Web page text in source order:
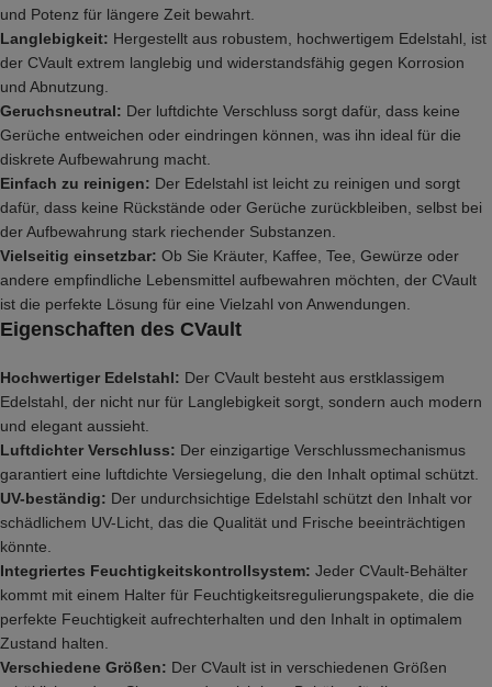
und Potenz für längere Zeit bewahrt.
Langlebigkeit: Hergestellt aus robustem, hochwertigem Edelstahl, ist
der CVault extrem langlebig und widerstandsfähig gegen Korrosion
und Abnutzung.
Geruchsneutral: Der luftdichte Verschluss sorgt dafür, dass keine
Gerüche entweichen oder eindringen können, was ihn ideal für die
diskrete Aufbewahrung macht.
Einfach zu reinigen: Der Edelstahl ist leicht zu reinigen und sorgt
dafür, dass keine Rückstände oder Gerüche zurückbleiben, selbst bei
der Aufbewahrung stark riechender Substanzen.
Vielseitig einsetzbar: Ob Sie Kräuter, Kaffee, Tee, Gewürze oder
andere empfindliche Lebensmittel aufbewahren möchten, der CVault
ist die perfekte Lösung für eine Vielzahl von Anwendungen.
Eigenschaften des CVault
Hochwertiger Edelstahl: Der CVault besteht aus erstklassigem
Edelstahl, der nicht nur für Langlebigkeit sorgt, sondern auch modern
und elegant aussieht.
Luftdichter Verschluss: Der einzigartige Verschlussmechanismus
garantiert eine luftdichte Versiegelung, die den Inhalt optimal schützt.
UV-beständig: Der undurchsichtige Edelstahl schützt den Inhalt vor
schädlichem UV-Licht, das die Qualität und Frische beeinträchtigen
könnte.
Integriertes Feuchtigkeitskontrollsystem: Jeder CVault-Behälter
kommt mit einem Halter für Feuchtigkeitsregulierungspakete, die die
perfekte Feuchtigkeit aufrechterhalten und den Inhalt in optimalem
Zustand halten.
Verschiedene Größen: Der CVault ist in verschiedenen Größen